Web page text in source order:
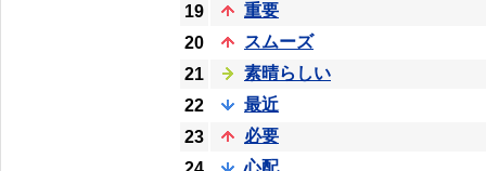
19
重要
20
スムーズ
21
素晴らしい
22
最近
23
必要
心配